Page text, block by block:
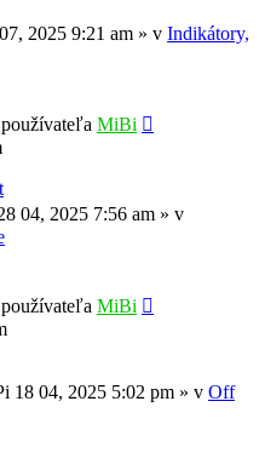
2025 9:21 am » v Indikátory,
MiBi
04, 2025 7:56 am » v
MiBi
18 04, 2025 5:02 pm » v Off